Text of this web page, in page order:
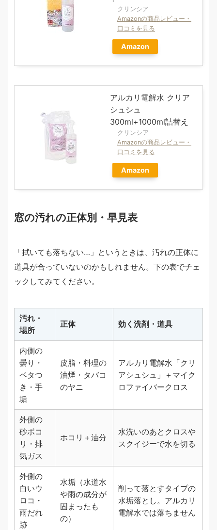
クリンシア
Amazonの商品レビュー・
口コミを見る
Amazon
アルカリ電解水 クリア
シュシュ
300ml+1000ml詰替え
クリンシア
Amazonの商品レビュー・
口コミを見る
Amazon
窓の汚れの正体別・早見表
「拭いても落ちない…」というときは、汚れの正体に
道具が合っていないのかもしれません。下の表でチェ
ックしてみてください。
汚れ・
場所
正体 効く洗剤・道具
内側の
曇り・
ベタつ
き・手
垢
皮脂・料理の
油煙・タバコ
のヤニ
アルカリ電解水「クリ
アシュシュ」＋マイク
ロファイバークロス
外側の
砂ボコ
リ・排
気ガス
ホコリ＋油分
水洗いのあとクロスや
スクイジーで水を切る
外側の
白いウ
ロコ・
雨だれ
跡
水垢（水道水
や雨の成分が
固まったも
の）
削って落とすタイプの
水垢落とし。アルカリ
電解水では落ちません